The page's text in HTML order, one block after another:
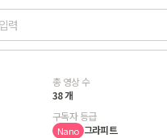
총 영상 수
38 개
구독자 등급
Nano 그라피트